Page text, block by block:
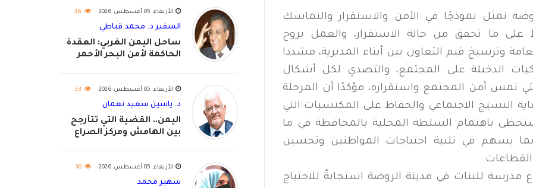
تمثل نموذجًا في الأمن والاستقرار والتماسك
على ما تحقق من حالة الاستقرار، والعمل بروح
وترسيخ قيم التعاون بين أبناء المديرية، مشددا
الدخيلة على المجتمع، والتصدي لكل أشكال
تمس أمن المجتمع واستقراره، مؤكدًا أن المرحلة
النسيج الاجتماعي والحفاظ على المكتسبات التي
باهتمام السلطة المحلية بالمحافظة في ما
بما يسهم في تلبية احتياجات المواطنين وتحسين
مدرسة للبنات في مدينة الروضة استجابةً للاحتياج
الأربعاء, 05 أغسطس 2026 36
السفير د. محمد قباطي
ساحل اليمن الغربي: العقدة
الحاكمة لأمن البحر الأحمر
الأربعاء, 05 أغسطس 2026 33
د. ياسين سعيد نعمان
اليمن.. القضية التي تتأرجح
بين الهامش ومركز الصراع
الأربعاء, 05 أغسطس 2026 30
سهير محمد